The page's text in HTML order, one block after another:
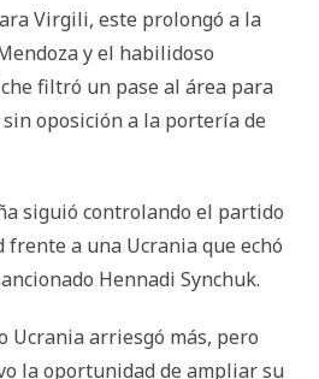
Virgili, este prolongó a la
y el habilidoso
filtró un pase al área para
oposición a la portería de
siguió controlando el partido
a una Ucrania que echó
Hennadi Synchuk.
Ucrania arriesgó más, pero
la oportunidad de ampliar su